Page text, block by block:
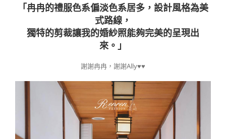
「冉冉的禮服色系偏淡色系居多，設計風格為美
式路線，
獨特的剪裁讓我的婚紗照能夠完美的呈現出
來。」
謝謝冉冉，謝謝Ally♥️♥️